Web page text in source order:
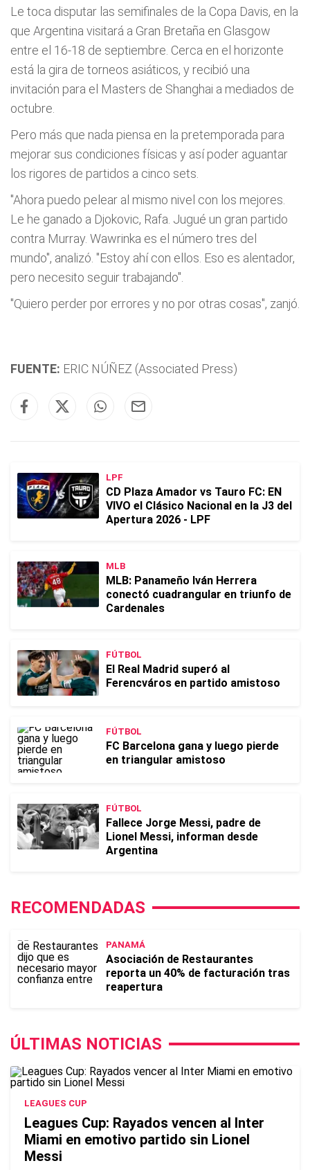
Le toca disputar las semifinales de la Copa Davis, en la
que Argentina visitará a Gran Bretaña en Glasgow
entre el 16-18 de septiembre. Cerca en el horizonte
está la gira de torneos asiáticos, y recibió una
invitación para el Masters de Shanghai a mediados de
octubre.
Pero más que nada piensa en la pretemporada para
mejorar sus condiciones físicas y así poder aguantar
los rigores de partidos a cinco sets.
"Ahora puedo pelear al mismo nivel con los mejores.
Le he ganado a Djokovic, Rafa. Jugué un gran partido
contra Murray. Wawrinka es el número tres del
mundo", analizó. "Estoy ahí con ellos. Eso es alentador,
pero necesito seguir trabajando".
"Quiero perder por errores y no por otras cosas", zanjó.
FUENTE: ERIC NÚÑEZ (Associated Press)
LPF
CD Plaza Amador vs Tauro FC: EN
VIVO el Clásico Nacional en la J3 del
Apertura 2026 - LPF
MLB
MLB: Panameño Iván Herrera
conectó cuadrangular en triunfo de
Cardenales
FÚTBOL
El Real Madrid superó al
Ferencváros en partido amistoso
FÚTBOL
FC Barcelona gana y luego pierde
en triangular amistoso
FÚTBOL
Fallece Jorge Messi, padre de
Lionel Messi, informan desde
Argentina
RECOMENDADAS
PANAMÁ
Asociación de Restaurantes
reporta un 40% de facturación tras
reapertura
ÚLTIMAS NOTICIAS
LEAGUES CUP
Leagues Cup: Rayados vencen al Inter
Miami en emotivo partido sin Lionel
Messi